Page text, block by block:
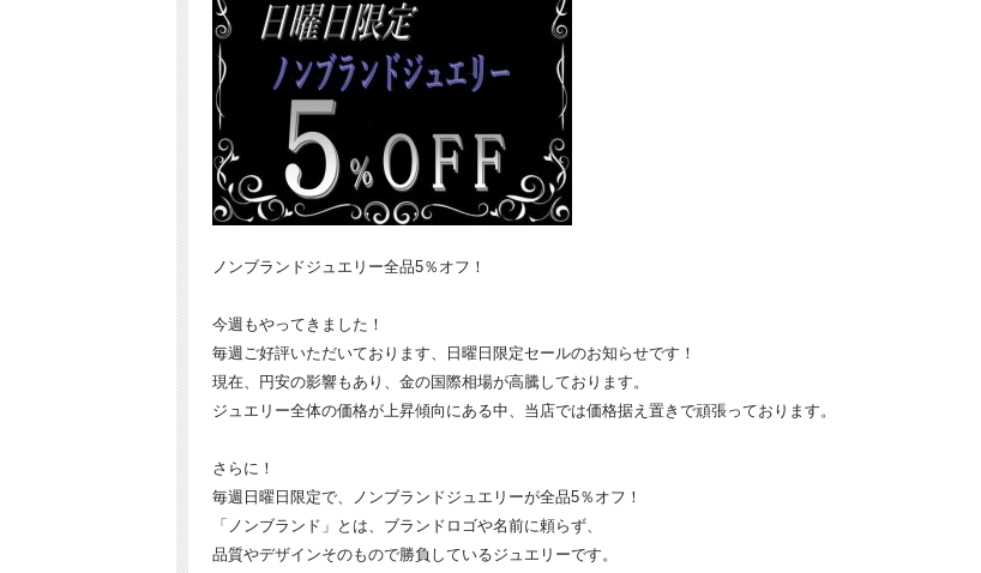
ノンブランドジュエリー全品5％オフ！
今週もやってきました！
毎週ご好評いただいております、日曜日限定セールのお知らせです！
現在、円安の影響もあり、金の国際相場が高騰しております。
ジュエリー全体の価格が上昇傾向にある中、当店では価格据え置きで頑張っております。
さらに！
毎週日曜日限定で、ノンブランドジュエリーが全品5％オフ！
「ノンブランド」とは、ブランドロゴや名前に頼らず、
品質やデザインそのもので勝負しているジュエリーです。